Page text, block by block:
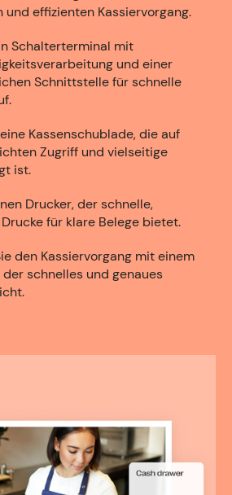
und effizienten Kassiervorgang.
Schalterterminal mit
und einer
Schnittstelle für schnelle
Kassenschublade, die auf
Zugriff und vielseitige
ist.
Drucker, der schnelle,
für klare Belege bietet.
den Kassiervorgang mit einem
schnelles und genaues